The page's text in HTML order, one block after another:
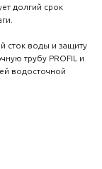
your
долгий срок
сток воды и защиту
трубу PROFIL и
водосточной